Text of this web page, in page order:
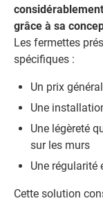
grâce à sa
Les fermettes
spécifiques :
Un prix
Une
Une légèreté
sur les murs
Une régularité
Cette solution